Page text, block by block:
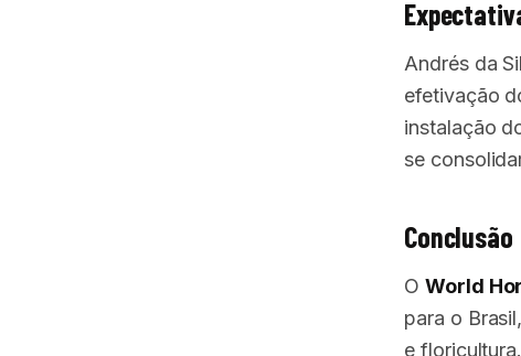
Andrés da
efetivação
instalação
se
Conclusão
O World
para o
e